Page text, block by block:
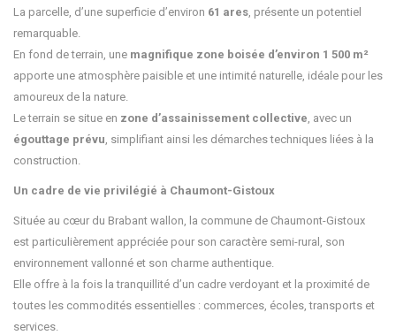
La parcelle, d’une superficie d’environ 61 ares , présente un potentiel
remarquable.
En fond de terrain, une magnifique zone boisée d’environ 1 500 m²
apporte une atmosphère paisible et une intimité naturelle, idéale pour les
amoureux de la nature.
Le terrain se situe en zone d’assainissement collective , avec un
égouttage prévu , simplifiant ainsi les démarches techniques liées à la
construction.
Un cadre de vie privilégié à Chaumont-Gistoux
Située au cœur du Brabant wallon, la commune de Chaumont-Gistoux
est particulièrement appréciée pour son caractère semi-rural, son
environnement vallonné et son charme authentique.
Elle offre à la fois la tranquillité d’un cadre verdoyant et la proximité de
toutes les commodités essentielles : commerces, écoles, transports et
services.